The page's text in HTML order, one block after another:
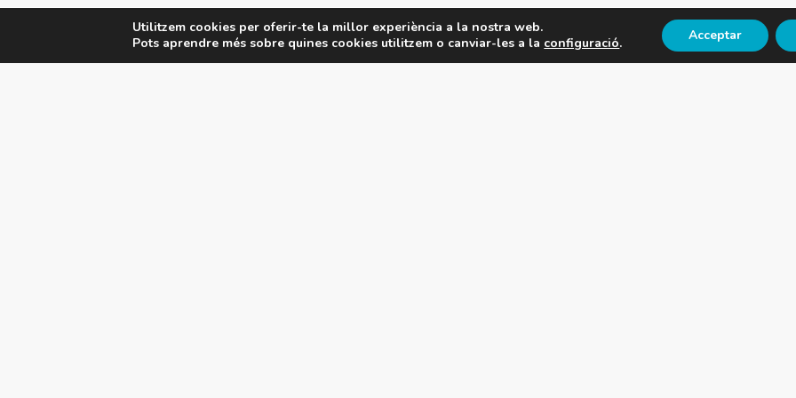
Utilitzem cookies per oferir-te la millor experiència a la nostra web.
Pots aprendre més sobre quines cookies utilitzem o canviar-les a la configuració. Acceptar